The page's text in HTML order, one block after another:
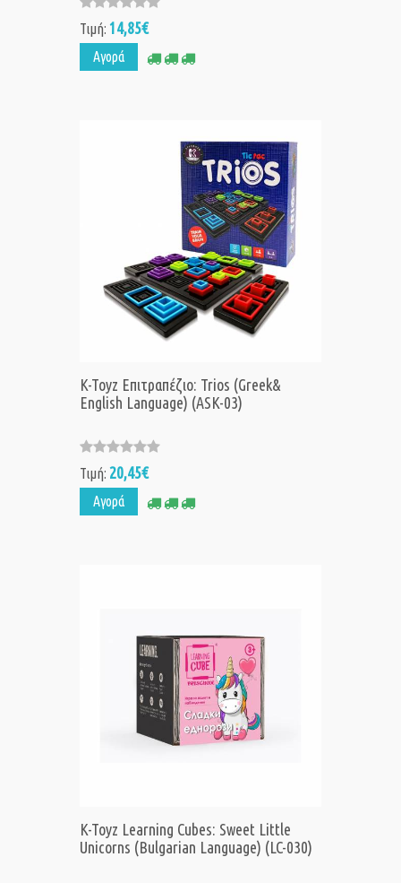
Τιμή: 14,85€
Αγορά
K-Toyz Επιτραπέζιο: Trios (Greek&
English Language) (ASK-03)
Τιμή: 20,45€
Αγορά
K-Toyz Learning Cubes: Sweet Little
Unicorns (Bulgarian Language) (LC-030)